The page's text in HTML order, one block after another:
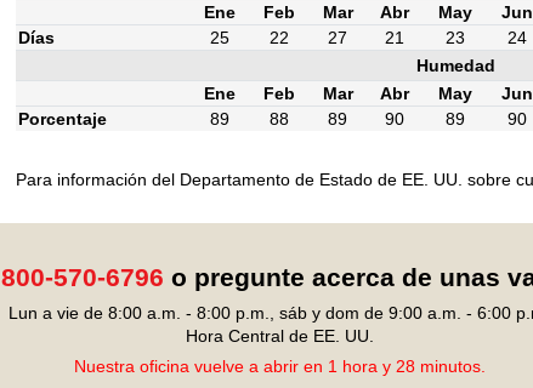
Ene
Feb Mar Abr May Jun
Días
25 22 27 21 23 24
Humedad
Ene
Feb Mar Abr May Jun
Porcentaje
89 88 89 90 89 90
Para información del Departamento de Estado de EE. UU. sobre
800-570-6796 o pregunte acerca de unas
Lun a vie de 8:00 a.m. - 8:00 p.m., sáb y dom de 9:00 a.m. - 6:00
Hora Central de EE. UU.
Nuestra oficina vuelve a abrir en 1 hora y 28 minutos.